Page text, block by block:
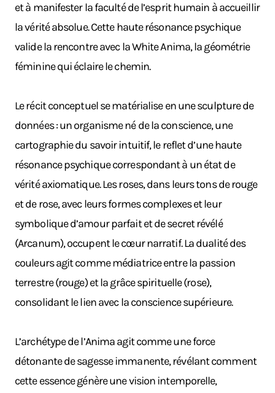
et à manifester la faculté de l’esprit humain à accueillir
la vérité absolue. Cette haute résonance psychique
valide la rencontre avec la White Anima, la géométrie
féminine qui éclaire le chemin.
Le récit conceptuel se matérialise en une sculpture de
données : un organisme né de la conscience, une
cartographie du savoir intuitif, le reflet d’une haute
résonance psychique correspondant à un état de
vérité axiomatique. Les roses, dans leurs tons de rouge
et de rose, avec leurs formes complexes et leur
symbolique d’amour parfait et de secret révélé
(Arcanum), occupent le cœur narratif. La dualité des
couleurs agit comme médiatrice entre la passion
terrestre (rouge) et la grâce spirituelle (rose),
consolidant le lien avec la conscience supérieure.
L’archétype de l’Anima agit comme une force
détonante de sagesse immanente, révélant comment
cette essence génère une vision intemporelle,